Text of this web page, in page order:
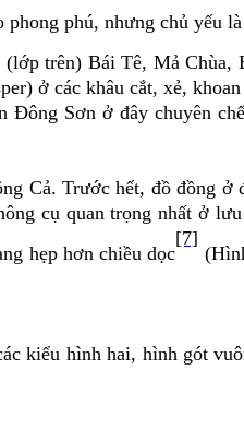
phong phú, nhưng chủ yếu
trên) Bái Tê, Mả Chùa,
ở các khâu cắt, xẻ,
Sơn ở đây chuyên
Cả. Trước hết, đồ đồng
cụ quan trọng nhất ở
hẹp hơn chiều dọc
[7]
kiểu hình hai, hình gót